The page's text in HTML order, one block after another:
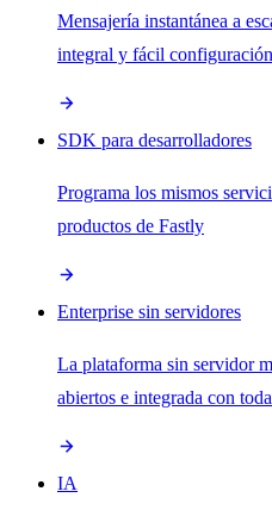
Mensajería instantánea a
integral y fácil configuración
SDK para desarrolladores
Programa los mismos
productos de Fastly
Enterprise sin servidores
La plataforma sin servidor
abiertos e integrada con
IA